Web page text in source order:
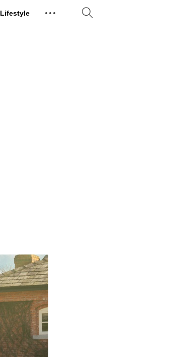
Lifestyle